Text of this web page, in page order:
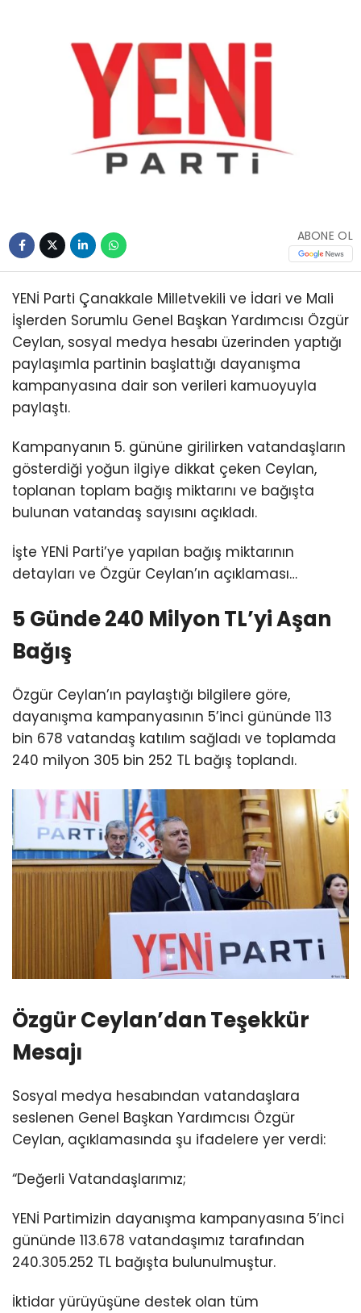
ABONE OL
YENİ Parti Çanakkale Milletvekili ve İdari ve Mali
İşlerden Sorumlu Genel Başkan Yardımcısı Özgür
Ceylan, sosyal medya hesabı üzerinden yaptığı
paylaşımla partinin başlattığı dayanışma
kampanyasına dair son verileri kamuoyuyla
paylaştı.
Kampanyanın 5. gününe girilirken vatandaşların
gösterdiği yoğun ilgiye dikkat çeken Ceylan,
toplanan toplam bağış miktarını ve bağışta
bulunan vatandaş sayısını açıkladı.
İşte YENİ Parti’ye yapılan bağış miktarının
detayları ve Özgür Ceylan’ın açıklaması…
5 Günde 240 Milyon TL’yi Aşan
Bağış
Özgür Ceylan’ın paylaştığı bilgilere göre,
dayanışma kampanyasının 5’inci gününde 113
bin 678 vatandaş katılım sağladı ve toplamda
240 milyon 305 bin 252 TL bağış toplandı.
Özgür Ceylan’dan Teşekkür
Mesajı
Sosyal medya hesabından vatandaşlara
seslenen Genel Başkan Yardımcısı Özgür
Ceylan, açıklamasında şu ifadelere yer verdi:
“Değerli Vatandaşlarımız;
YENİ Partimizin dayanışma kampanyasına 5’inci
gününde 113.678 vatandaşımız tarafından
240.305.252 TL bağışta bulunulmuştur.
İktidar yürüyüşüne destek olan tüm